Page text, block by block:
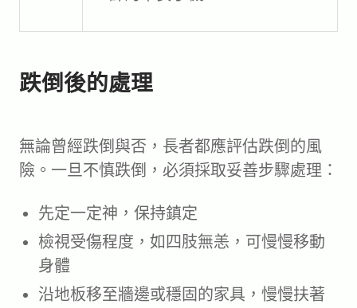
跌倒後的處理
無論曾經跌倒與否，長者都應評估跌倒的風
險。一旦不慎跌倒，必須採取妥善步驟處理：
先定一定神，保持鎮定
檢視受傷程度，如四肢無恙，可慢慢移動
身體
沿地板移至牆邊或穩固的家具，慢慢扶著